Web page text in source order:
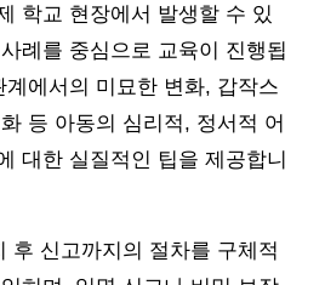
학교 현장에서 발생할 수 있
례를 중심으로 교육이 진행됩
에서의 미묘한 변화, 갑작스
등 아동의 심리적, 정서적 어
대한 실질적인 팁을 제공합니
후 신고까지의 절차를 구체적